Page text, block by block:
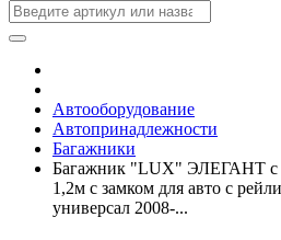
Автооборудование
Автопринадлежности
Багажники
Багажник "LUX" ЭЛЕГАНТ с
1,2м с замком для авто с
универсал 2008-...